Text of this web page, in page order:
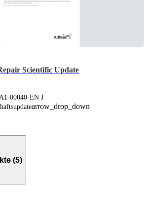
Scientific Update
00040-EN J
arrow_drop_down
(5)